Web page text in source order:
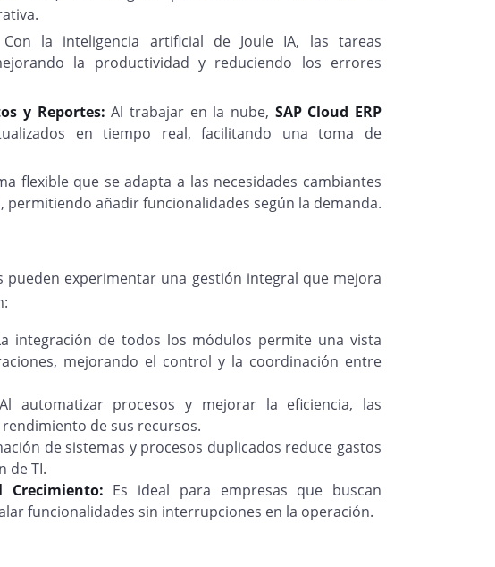
Con la inteligencia artificial de Joule IA, las tareas
la productividad y reduciendo los errores
y Reportes: Al trabajar en la nube, SAP Cloud ERP
en tiempo real, facilitando una toma de
flexible que se adapta a las necesidades cambiantes
permitiendo añadir funcionalidades según la demanda.
pueden experimentar una gestión integral que mejora
integración de todos los módulos permite una vista
mejorando el control y la coordinación entre
Al automatizar procesos y mejorar la eficiencia, las
de sus recursos.
de sistemas y procesos duplicados reduce gastos
de TI.
Es ideal para empresas que buscan
funcionalidades sin interrupciones en la operación.